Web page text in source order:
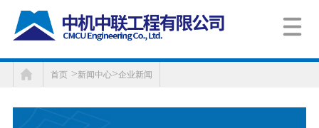
首页 >新闻中心>企业新闻